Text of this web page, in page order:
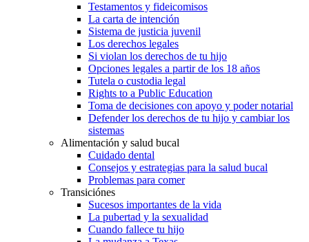
Testamentos y fideicomisos
La carta de intención
Sistema de justicia juvenil
Los derechos legales
Si violan los derechos de tu hijo
Opciones legales a partir de los 18 años
Tutela o custodia legal
Rights to a Public Education
Toma de decisiones con apoyo y poder notarial
Defender los derechos de tu hijo y cambiar los
sistemas
Alimentación y salud bucal
Cuidado dental
Consejos y estrategias para la salud bucal
Problemas para comer
Transiciónes
Sucesos importantes de la vida
La pubertad y la sexualidad
Cuando fallece tu hijo